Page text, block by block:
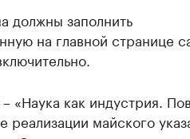
должны заполнить
на главной странице
«Наука как индустрия.
майского